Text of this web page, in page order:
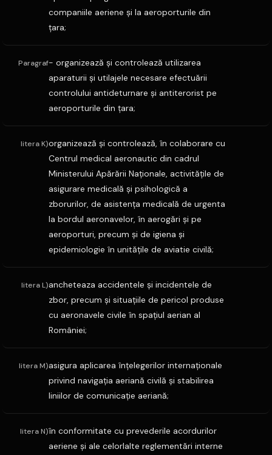
companiile aeriene şi la aeroporturile din
ţara;
Paragraf- organizează şi controlează utilizarea
aparaturii şi utilajele necesare efectuării
controlului antideturnare şi antiterorist pe
aeroporturile din ţara;
litera K)organizează şi controlează, în colaborare cu
Centrul medical aeronautic din cadrul
Ministerului Apărării Naţionale, activităţile de
asigurare medicală şi psihologică a
zborurilor, de asistenţa medicală de urgenta
la bordul aeronavelor, în aerogări şi pe
aeroporturi, precum şi de igiena şi
epidemiologie în unităţile de aviatie civilă;
litera L)ancheteaza accidentele şi incidentele de
zbor, precum şi situaţiile de pericol produse
cu aeronavele civile în spaţiul aerian al
României;
litera M)asigura aplicarea înţelegerilor internaţionale
privind navigaţia aeriană civilă şi stabilirea
liniilor de comunicaţie aeriană;
litera N)în conformitate cu prevederile acordurilor
aeriene şi ale celorlalte reglementări interne